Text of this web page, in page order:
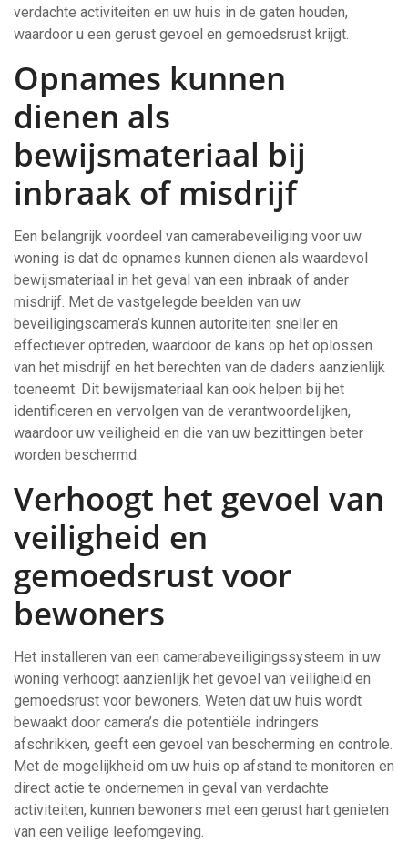
verdachte activiteiten en uw huis in de gaten houden,
waardoor u een gerust gevoel en gemoedsrust krijgt.
Opnames kunnen
dienen als
bewijsmateriaal bij
inbraak of misdrijf
Een belangrijk voordeel van camerabeveiliging voor uw
woning is dat de opnames kunnen dienen als waardevol
bewijsmateriaal in het geval van een inbraak of ander
misdrijf. Met de vastgelegde beelden van uw
beveiligingscamera’s kunnen autoriteiten sneller en
effectiever optreden, waardoor de kans op het oplossen
van het misdrijf en het berechten van de daders aanzienlijk
toeneemt. Dit bewijsmateriaal kan ook helpen bij het
identificeren en vervolgen van de verantwoordelijken,
waardoor uw veiligheid en die van uw bezittingen beter
worden beschermd.
Verhoogt het gevoel van
veiligheid en
gemoedsrust voor
bewoners
Het installeren van een camerabeveiligingssysteem in uw
woning verhoogt aanzienlijk het gevoel van veiligheid en
gemoedsrust voor bewoners. Weten dat uw huis wordt
bewaakt door camera’s die potentiële indringers
afschrikken, geeft een gevoel van bescherming en controle.
Met de mogelijkheid om uw huis op afstand te monitoren en
direct actie te ondernemen in geval van verdachte
activiteiten, kunnen bewoners met een gerust hart genieten
van een veilige leefomgeving.